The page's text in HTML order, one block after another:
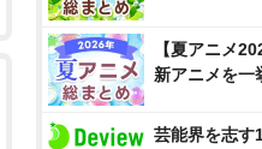
【夏アニメ
新アニメを一
芸能界を志す